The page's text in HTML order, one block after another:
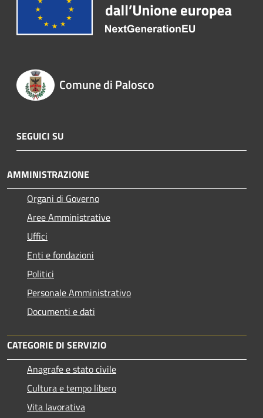
Comune di Palosco
SEGUICI SU
AMMINISTRAZIONE
Organi di Governo
Aree Amministrative
Uffici
Enti e fondazioni
Politici
Personale Amministrativo
Documenti e dati
CATEGORIE DI SERVIZIO
Anagrafe e stato civile
Cultura e tempo libero
Vita lavorativa